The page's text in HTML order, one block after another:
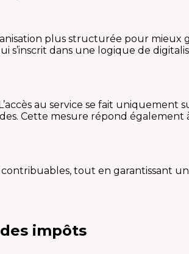
plus structurée pour mieux
s’inscrit dans une logique de
au service se fait uniquement
Cette mesure répond également
tout en garantissant
impôts